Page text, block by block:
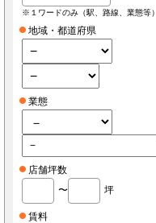
※１ワードのみ（駅、路線、業態等）
地域・都道府県
業態
店舗坪数
〜
坪
賃料